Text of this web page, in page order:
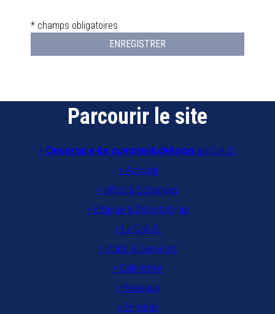
* champs obligatoires
ENREGISTRER
Parcourir le site
Ouverture de compte/Adhésion au G.A.G.
Accueil
Infos & Echanges
Ethique & Déontologie
Le G.A.G.
Outils & Services
Calendrier
Réseaux
Emplois